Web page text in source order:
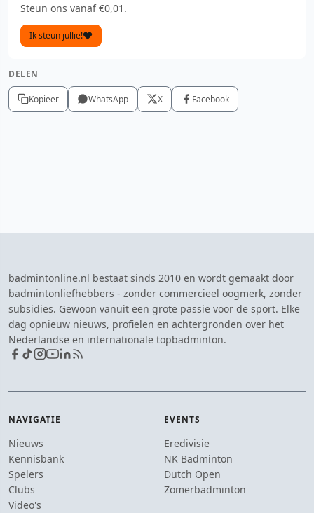
Steun ons vanaf €0,01.
Ik steun jullie!
DELEN
Kopieer WhatsApp X Facebook
badmintonline.nl bestaat sinds 2010 en wordt gemaakt door
badmintonliefhebbers - zonder commercieel oogmerk, zonder
subsidies. Gewoon vanuit een grote passie voor de sport. Elke
dag opnieuw nieuws, profielen en achtergronden over het
Nederlandse en internationale topbadminton.
NAVIGATIE
Nieuws
Kennisbank
Spelers
Clubs
Video's
EVENTS
Eredivisie
NK Badminton
Dutch Open
Zomerbadminton